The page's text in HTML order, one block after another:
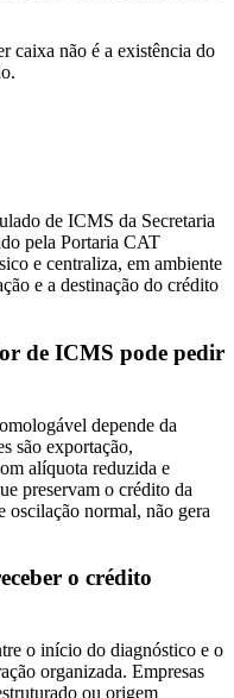
caixa não é a existência do
de ICMS da Secretaria
pela Portaria CAT
e centraliza, em ambiente
e a destinação do crédito
de ICMS pode pedir
depende da
são exportação,
alíquota reduzida e
preservam o crédito da
oscilação normal, não gera
o crédito
o início do diagnóstico e o
organizada. Empresas
ou origem